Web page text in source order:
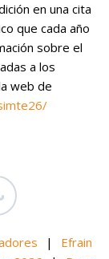
en una cita
que cada año
sobre el
a los
web de
|
Efrain